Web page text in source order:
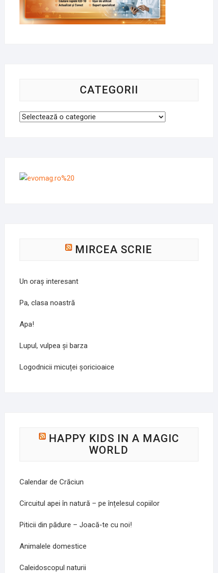
CATEGORII
Categorii
MIRCEA SCRIE
Un oraș interesant
Pa, clasa noastră
Apa!
Lupul, vulpea și barza
Logodnicii micuței șoricioaice
HAPPY KIDS IN A MAGIC
WORLD
Calendar de Crăciun
Circuitul apei în natură – pe înțelesul copiilor
Piticii din pădure – Joacă-te cu noi!
Animalele domestice
Caleidoscopul naturii